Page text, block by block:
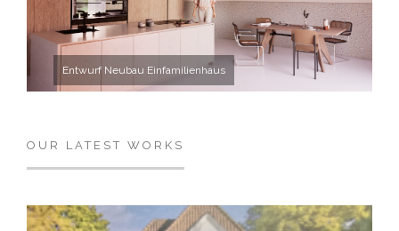
Entwurf Neubau Einfamilienhaus
OUR LATEST WORKS